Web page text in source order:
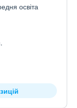
освіта